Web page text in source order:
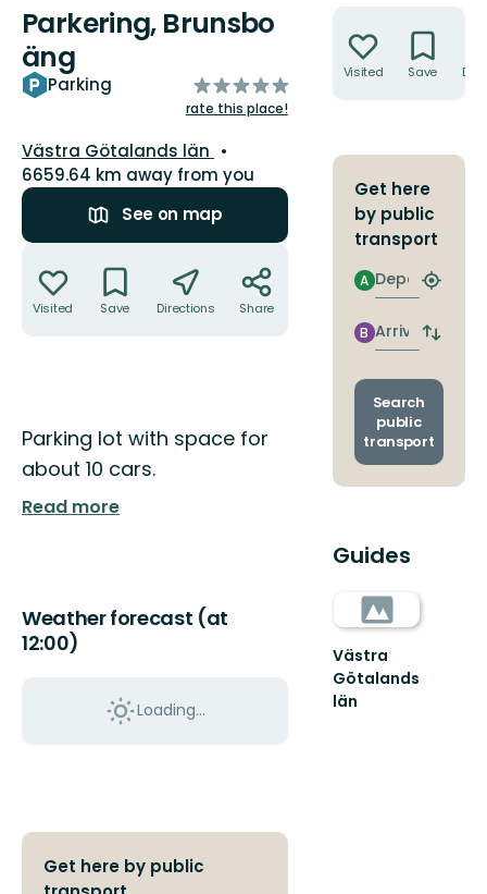
Parkering, Brunsbo
äng
Parking
of
5
rate this place!
County:
Västra Götalands län
6659.64 km away from you
See on map
Visited Save Directions Share
Description
Parking lot with space for
about 10 cars.
Read more
Weather forecast (at
12:00)
Loading...
Get here by public
Visited Save
Get here
by public
transport
Departure
A
Find
stop
Arrival
B
Switch
and
Search
public
transport
Guides
Västra
Götalands
län